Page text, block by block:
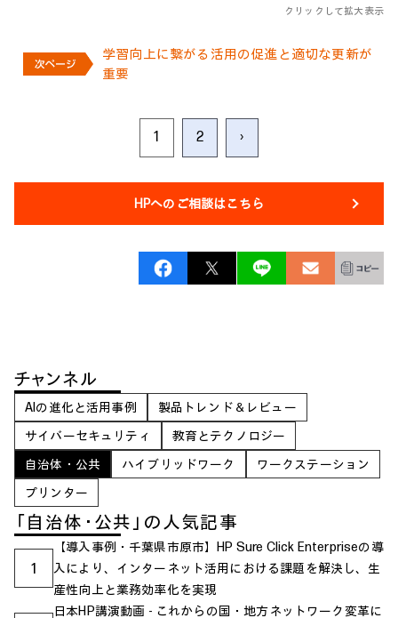
クリックして拡大表示
学習向上に繋がる活用の促進と適切な更新が
重要
1 2 ›
HPへのご相談はこちら
チャンネル
AIの進化と活用事例
製品トレンド＆レビュー
サイバーセキュリティ
教育とテクノロジー
自治体・公共
ハイブリッドワーク
ワークステーション
プリンター
「自治体・公共」の人気記事
1
【導入事例・千葉県市原市】HP Sure Click Enterpriseの導
入により、インターネット活用における課題を解決し、生
産性向上と業務効率化を実現
日本HP講演動画 - これからの国・地方ネットワーク変革に